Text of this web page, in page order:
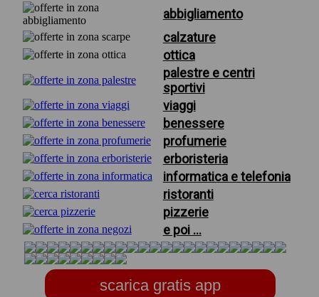
abbigliamento
calzature
ottica
palestre e centri
sportivi
viaggi
benessere
profumerie
erboristeria
informatica e telefonia
ristoranti
pizzerie
e poi ...
scarica gratis app